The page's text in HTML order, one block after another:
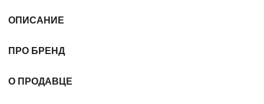
ОПИСАНИЕ
ПРО БРЕНД
О ПРОДАВЦЕ